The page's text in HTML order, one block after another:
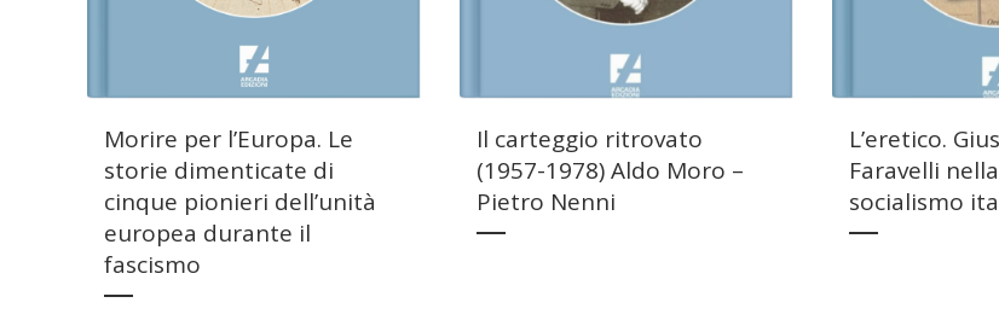
Morire per l’Europa. Le
storie dimenticate di
cinque pionieri dell’unità
europea durante il
fascismo
Il carteggio ritrovato
(1957-1978) Aldo Moro –
Pietro Nenni
L’eretico.
Faravelli
socialismo